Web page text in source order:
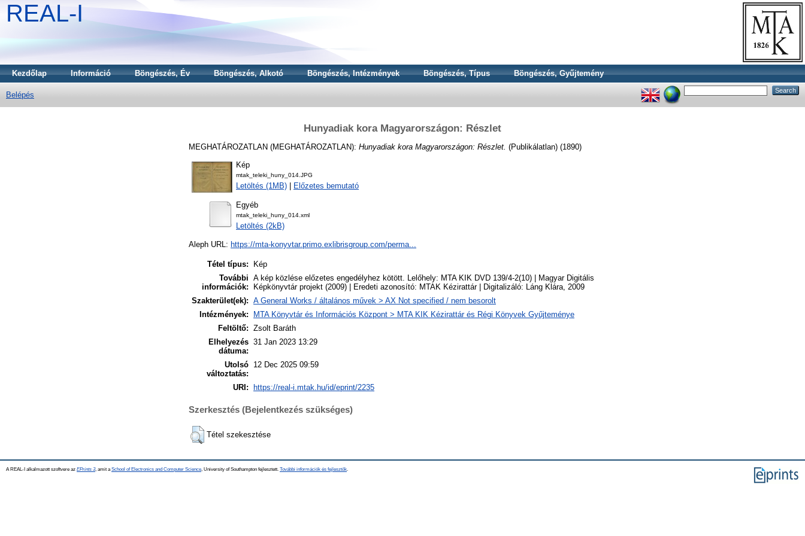
REAL-I
Kezdőlap Információ Böngészés, Év Böngészés, Alkotó Böngészés, Intézmények Böngészés, Típus Böngészés, Gyűjtemény
Belépés
Hunyadiak kora Magyarországon: Részlet
MEGHATÁROZATLAN (MEGHATÁROZATLAN): Hunyadiak kora Magyarországon: Részlet. (Publikálatlan) (1890)
Kép
mtak_teleki_huny_014.JPG
Letöltés (1MB) Előzetes bemutató
Egyéb
mtak_teleki_huny_014.xml
Letöltés (2kB)
Aleph URL: https://mta-konyvtar.primo.exlibrisgroup.com/perma...
Tétel típus:
Kép
További
információk:
A kép közlése előzetes engedélyhez kötött. Lelőhely: MTA KIK DVD 139/4-2(10) | Magyar Digitális
Képkönyvtár projekt (2009) | Eredeti azonosító: MTAK Kézirattár | Digitalizáló: Láng Klára, 2009
Szakterület(ek): A General Works / általános művek > AX Not specified / nem besorolt
Intézmények:
MTA Könyvtár és Információs Központ > MTA KIK Kézirattár és Régi Könyvek Gyűjteménye
Feltöltő: Zsolt Baráth
Elhelyezés
dátuma:
31 Jan 2023 13:29
Utolsó
változtatás:
12 Dec 2025 09:59
URI: https://real-i.mtak.hu/id/eprint/2235
Szerkesztés (Bejelentkezés szükséges)
Tétel szekesztése
A REAL-I alkalmazott szoftvere az EPrints 3, amit a School of Electronics and Computer Science , University of Southampton fejlesztett. További információk és fejlesztők